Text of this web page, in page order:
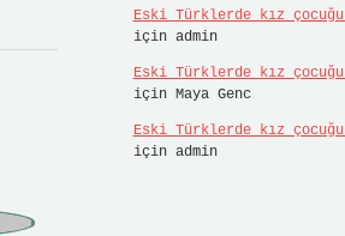
Eski Türklerde kız
için admin
Eski Türklerde kız
için Maya Genc
Eski Türklerde kız
için admin